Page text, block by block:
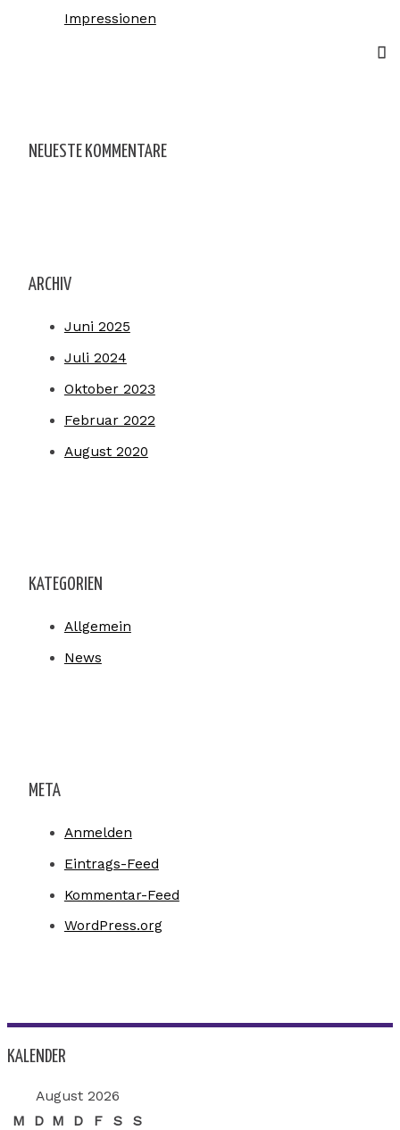
Impressionen
NEUESTE KOMMENTARE
ARCHIV
Juni 2025
Juli 2024
Oktober 2023
Februar 2022
August 2020
KATEGORIEN
Allgemein
News
META
Anmelden
Eintrags-Feed
Kommentar-Feed
WordPress.org
KALENDER
August 2026
M
D M D F S
S